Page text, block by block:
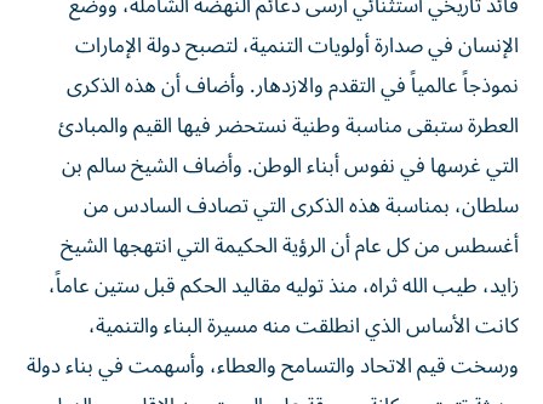
الإنسان في صدارة أولويات التنمية، لتصبح دولة الإمارات
نموذجاً عالمياً في التقدم والازدهار. وأضاف أن هذه الذكرى
العطرة ستبقى مناسبة وطنية نستحضر فيها القيم والمبادئ
التي غرسها في نفوس أبناء الوطن. وأضاف الشيخ سالم بن
سلطان، بمناسبة هذه الذكرى التي تصادف السادس من
أغسطس من كل عام أن الرؤية الحكيمة التي انتهجها الشيخ
زايد، طيب الله ثراه، منذ توليه مقاليد الحكم قبل ستين عاماً،
كانت الأساس الذي انطلقت منه مسيرة البناء والتنمية،
ورسخت قيم الاتحاد والتسامح والعطاء، وأسهمت في بناء دولة